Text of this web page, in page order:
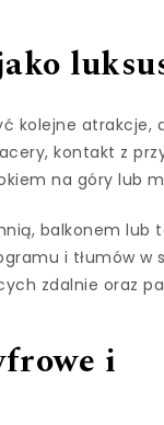
kolejne atrakcje,
kontakt z
na góry lub
balkonem lub
i tłumów w
zdalnie oraz
i